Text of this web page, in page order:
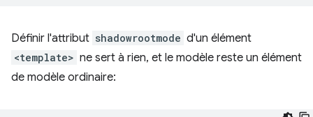
Définir l'attribut shadowrootmode d'un élément
<template> ne sert à rien, et le modèle reste un élément
de modèle ordinaire: